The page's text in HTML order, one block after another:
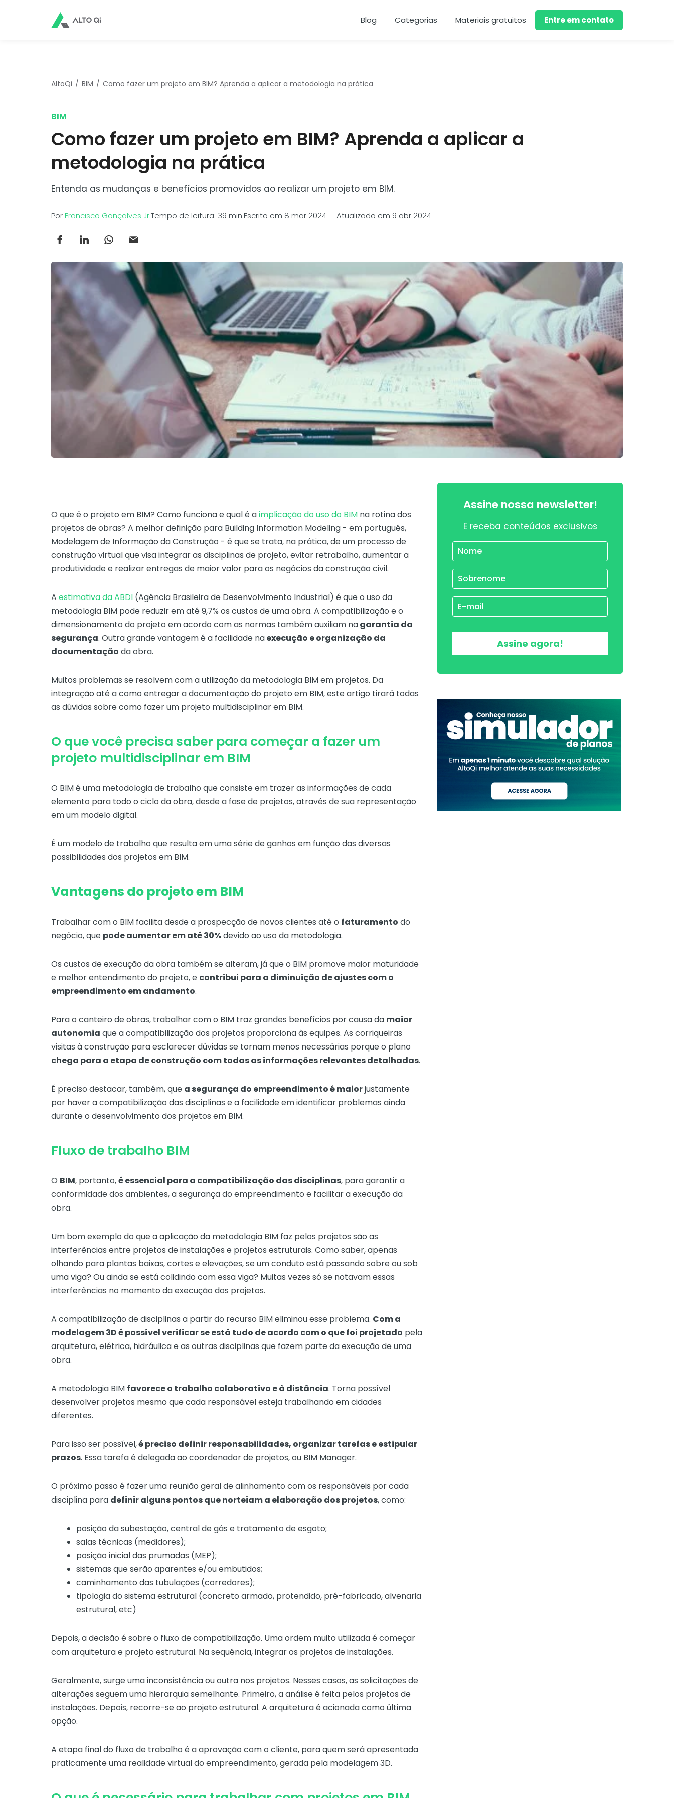
Blog Categorias Materiais gratuitos Entre em contato
AltoQi BIM Como fazer um projeto em BIM? Aprenda a aplicar a metodologia na prática
BIM
Como fazer um projeto em BIM? Aprenda a aplicar a
metodologia na prática
Entenda as mudanças e benefícios promovidos ao realizar um projeto em BIM.
PorFrancisco Gonçalves Jr.Tempo de leitura: 39 min.Escrito em 8 mar 2024 Atualizado em 9 abr 2024
O que é o projeto em BIM? Como funciona e qual é aimplicação do uso do BIM na rotina dos
projetos de obras? A melhor definição para Building Information Modeling - em português,
Modelagem de Informação da Construção - é que se trata, na prática, de um processo de
construção virtual que visaintegrar as disciplinas de projeto, evitar retrabalho, aumentar a
produtividade e realizar entregas de maior valor para os negócios da construção civil.
A estimativa da ABDI (Agência Brasileira de Desenvolvimento Industrial) é que o uso da
metodologia BIM pode reduzir em até 9,7% os custos de uma obra. A compatibilização e o
dimensionamento do projeto em acordo com as normas também auxiliam nagarantia da
segurança. Outra grande vantagem é a facilidade naexecução e organização da
documentação da obra.
Muitos problemas se resolvem com a utilização da metodologia BIM em projetos. Da
integração até a como entregar a documentação do projeto em BIM, este artigo tirará todas
as dúvidas sobre como fazer um projeto multidisciplinar em BIM.
O que você precisa saber para começar a fazer um
projeto multidisciplinar em BIM
O BIM é uma metodologia de trabalho que consiste em trazer as informações de cada
elemento para todo o ciclo da obra, desde a fase de projetos, através de sua representação
em um modelo digital.
É um modelo de trabalho que resulta em uma série de ganhos em função das diversas
possibilidades dos projetos em BIM.
Vantagens do projeto em BIM
Trabalhar com o BIM facilita desde a prospecção de novos clientes até o faturamento do
negócio, que pode aumentar em até 30%devido ao uso da metodologia.
Os custos de execução da obra também se alteram, já que o BIM promove maior maturidade
e melhor entendimento do projeto, e contribui para a diminuição de ajustes com o
empreendimento em andamento.
Para o canteiro de obras, trabalhar com o BIM traz grandes benefícios por causa da maior
autonomia que a compatibilização dos projetos proporciona às equipes. As corriqueiras
visitas à construção para esclarecer dúvidas se tornam menos necessárias porque o plano
chega para a etapa de construção com todas as informações relevantes detalhadas.
É preciso destacar, também, que a segurança do empreendimento é maiorjustamente
por haver a compatibilização das disciplinas e a facilidade em identificar problemas ainda
durante o desenvolvimento dos projetos em BIM.
Fluxo de trabalho BIM
O BIM, portanto,é essencial para a compatibilização das disciplinas, para garantir a
conformidade dos ambientes, a segurança do empreendimento e facilitar a execução da
obra.
Um bom exemplo do que a aplicação da metodologia BIM faz pelos projetos são as
interferências entre projetos de instalações e projetos estruturais. Como saber, apenas
olhando para plantas baixas, cortes e elevações, se um conduto está passando sobre ou sob
uma viga? Ou ainda se está colidindo com essa viga? Muitas vezes só se notavam essas
interferências no momento da execução dos projetos.
A compatibilização de disciplinas a partir do recurso BIM eliminou esse problema. Com a
modelagem 3D é possível verificar se está tudo de acordo com o que foi projetado pela
arquitetura, elétrica, hidráulica e as outras disciplinas que fazem parte da execução de uma
obra.
A metodologia BIM favorece o trabalho colaborativo e à distância. Torna possível
desenvolver projetos mesmo que cada responsável esteja trabalhando em cidades
diferentes.
Para isso ser possível,é preciso definir responsabilidades, organizar tarefas e estipular
prazos. Essa tarefa é delegada ao coordenador de projetos, ou BIM Manager.
O próximo passo é fazer uma reunião geral de alinhamento com os responsáveis por cada
disciplina para definir alguns pontos que norteiam a elaboração dos projetos, como:
posição da subestação, central de gás e tratamento de esgoto;
salas técnicas (medidores);
posição inicial das prumadas (MEP);
sistemas que serão aparentes e/ou embutidos;
caminhamento das tubulações (corredores);
tipologia do sistema estrutural (concreto armado, protendido, pré-fabricado, alvenaria
estrutural, etc)
Depois, a decisão é sobre o fluxo de compatibilização. Uma ordem muito utilizada é começar
com arquitetura e projeto estrutural. Na sequência, integrar os projetos de instalações.
Geralmente, surge uma inconsistência ou outra nos projetos. Nesses casos, as solicitações de
alterações seguem uma hierarquia semelhante. Primeiro, a análise é feita pelos projetos de
instalações. Depois, recorre-se ao projeto estrutural. A arquitetura é acionada como última
opção.
A etapa final do fluxo de trabalho é a aprovação com o cliente, para quem será apresentada
praticamente uma realidade virtual do empreendimento, gerada pela modelagem 3D.
Assine nossa newsletter!
E receba conteúdos exclusivos